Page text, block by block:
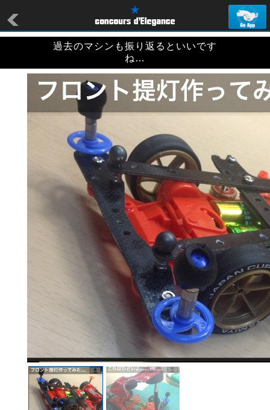
過去のマシンも振り返るといいです
ね…